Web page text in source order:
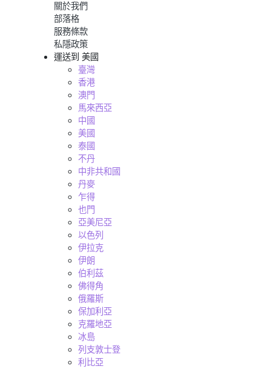
關於我們
部落格
服務條款
私隱政策
運送到 美國
臺灣
香港
澳門
馬來西亞
中國
美國
泰國
不丹
中非共和國
丹麥
乍得
也門
亞美尼亞
以色列
伊拉克
伊朗
伯利茲
佛得角
俄羅斯
保加利亞
克羅地亞
冰島
列支敦士登
利比亞